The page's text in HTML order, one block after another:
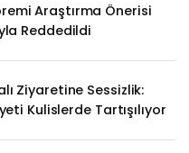
Araştırma Önerisi
Reddedildi
Ziyaretine Sessizlik:
Kulislerde Tartışılıyor